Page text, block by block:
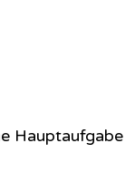
Hauptaufgabe